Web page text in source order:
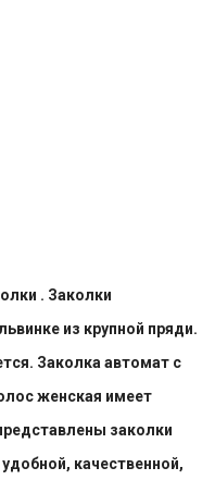
. Заколки
из крупной пряди.
Заколка автомат с
женская имеет
заколки
качественной,